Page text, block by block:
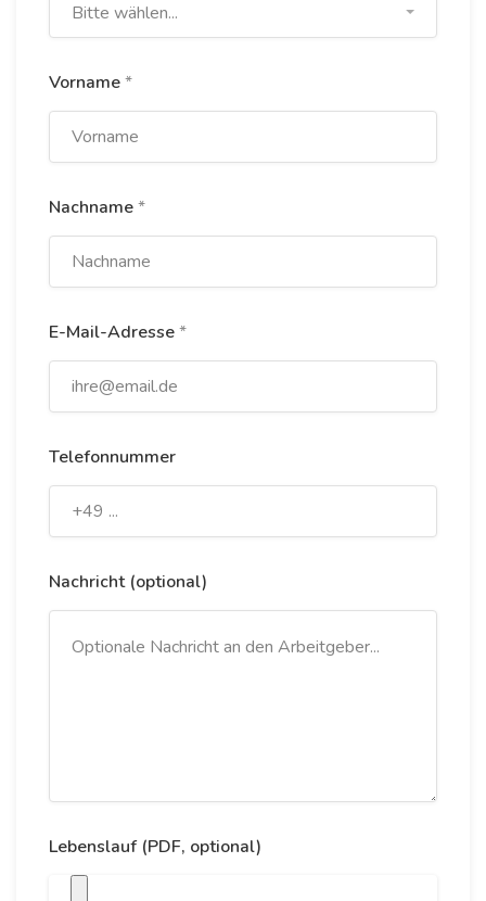
Bitte wählen...
Vorname*
Nachname*
E-Mail-Adresse*
Telefonnummer
Nachricht (optional)
Lebenslauf (PDF, optional)